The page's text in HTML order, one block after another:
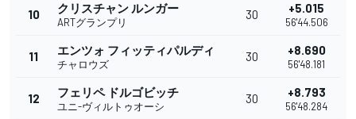
10 クリスチャン ルンガー
ARTグランプリ
30 +5.015
56'44.506
11 エンツォ フィッティパルディ
チャロウズ
30 +8.690
56'48.181
12 フェリペ ドルゴビッチ
ユニ-ヴィルトゥオーシ
30 +8.793
56'48.284